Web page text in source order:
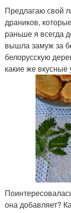
Предлагаю свой
драников,
раньше я всегда
вышла замуж за
белорусскую
какие же вкусные
она добавляет?